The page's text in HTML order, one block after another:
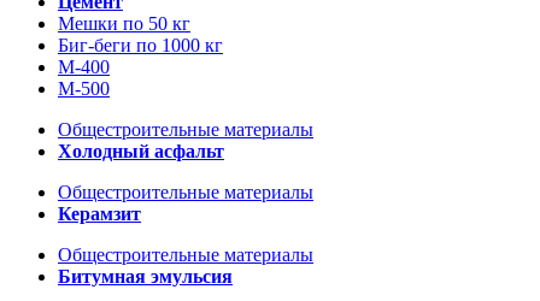
Мешки по 50 кг
Биг-беги по 1000 кг
М-400
М-500
Общестроительные материалы
Холодный асфальт
Общестроительные материалы
Керамзит
Общестроительные материалы
Битумная эмульсия